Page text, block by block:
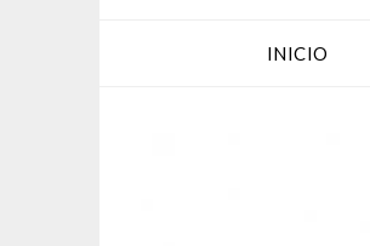
INICIO